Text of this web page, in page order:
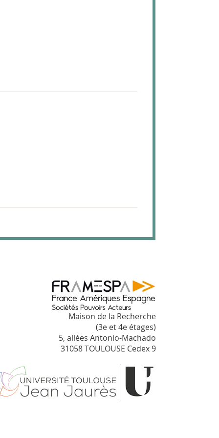
Maison de la Recherche
(3e et 4e étages)
5, allées Antonio-Machado
31058 TOULOUSE Cedex 9